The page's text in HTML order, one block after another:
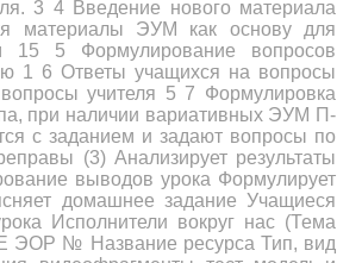
3 4 Введение нового материала
материалы ЭУМ как основу для
15 5 Формулирование вопросов
1 6 Ответы учащихся на вопросы
учителя 5 7 Формулировка
при наличии вариативных ЭУМ П-
с заданием и задают вопросы по
(3) Анализирует результаты
выводов урока Формулирует
домашнее задание Учащиеся
Исполнители вокруг нас (Тема
№ Название ресурса Тип, вид